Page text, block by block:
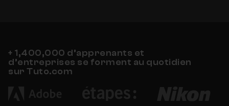
+ 1,400,000 d’apprenants et
d’entreprises se forment au quotidien
sur Tuto.com